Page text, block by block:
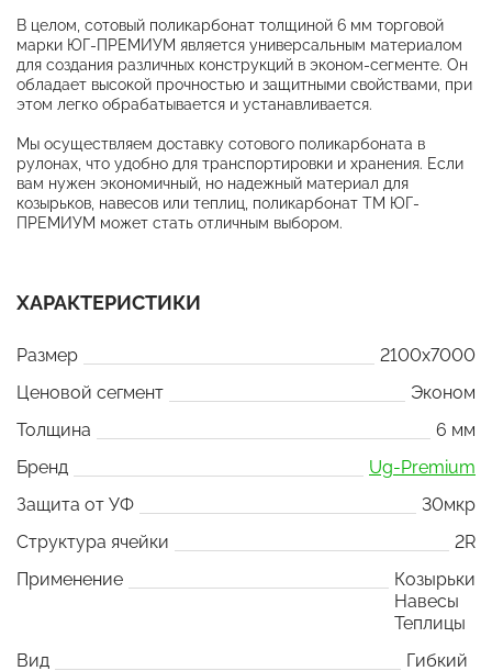
В целом, сотовый поликарбонат толщиной 6 мм торговой
марки ЮГ-ПРЕМИУМ является универсальным материалом
для создания различных конструкций в эконом-сегменте. Он
обладает высокой прочностью и защитными свойствами, при
этом легко обрабатывается и устанавливается.
Мы осуществляем доставку сотового поликарбоната в
рулонах, что удобно для транспортировки и хранения. Если
вам нужен экономичный, но надежный материал для
козырьков, навесов или теплиц, поликарбонат ТМ ЮГ-
ПРЕМИУМ может стать отличным выбором.
ХАРАКТЕРИСТИКИ
Размер
2100x7000
Ценовой сегмент
Эконом
Толщина
6 мм
Бренд
Ug-Premium
Защита от УФ
30мкр
Структура ячейки
2R
Применение
Козырьки
Навесы
Теплицы
Вид
Гибкий